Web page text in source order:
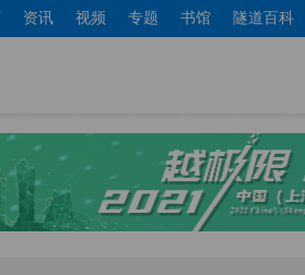
资讯 视频 专题 书馆 隧道百科